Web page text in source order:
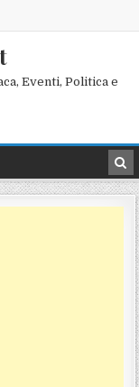
Eventi, Politica e